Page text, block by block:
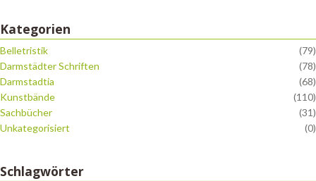
Kategorien
Belletristik
(79)
Darmstädter Schriften
(78)
Darmstadtia
(68)
Kunstbände
(110)
Sachbücher
(31)
Unkategorisiert
(0)
Schlagwörter